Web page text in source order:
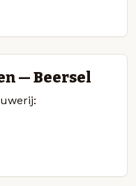
— Beersel